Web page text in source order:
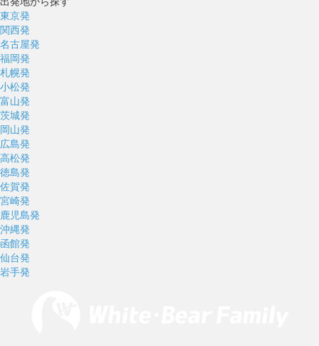
東京発
関西発
名古屋発
福岡発
札幌発
小松発
富山発
茨城発
岡山発
広島発
高松発
徳島発
佐賀発
宮崎発
鹿児島発
沖縄発
函館発
仙台発
岩手発